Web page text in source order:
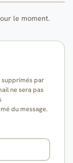
le moment.
supprimés par
ne sera pas
du message.